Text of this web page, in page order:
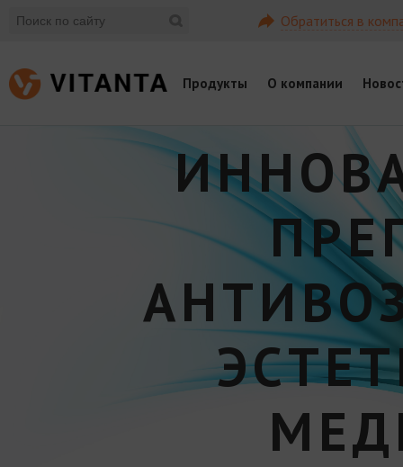
Обратиться в
Продукты О компании